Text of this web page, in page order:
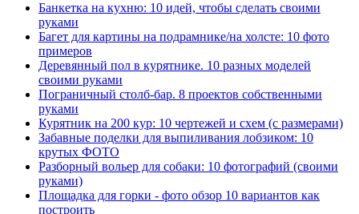
Банкетка на кухню: 10 идей, чтобы сделать своими
руками
Багет для картины на подрамнике/на холсте: 10 фото
примеров
Деревянный пол в курятнике. 10 разных моделей
своими руками
Пограничный столб-бар. 8 проектов собственными
руками
Курятник на 200 кур: 10 чертежей и схем (с размерами)
Забавные поделки для выпиливания лобзиком: 10
крутых ФОТО
Разборный вольер для собаки: 10 фотографий (своими
руками)
Площадка для горки - фото обзор 10 вариантов как
построить